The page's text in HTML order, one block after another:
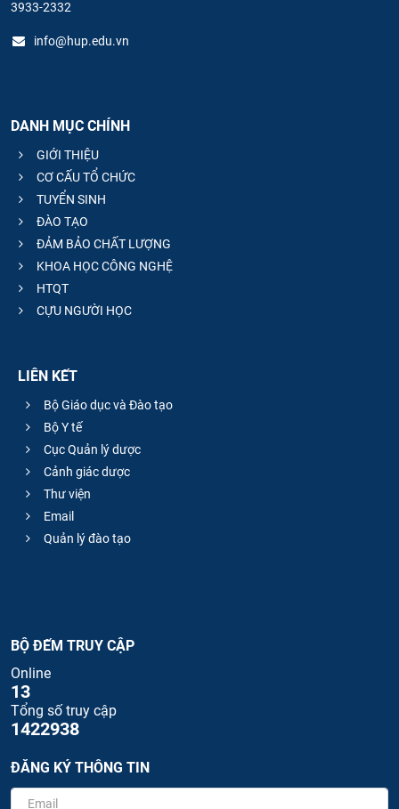
3933-2332
info@hup.edu.vn
DANH MỤC CHÍNH
GIỚI THIỆU
CƠ CẤU TỔ CHỨC
TUYỂN SINH
ĐÀO TẠO
ĐẢM BẢO CHẤT LƯỢNG
KHOA HỌC CÔNG NGHỆ
HTQT
CỰU NGƯỜI HỌC
LIÊN KẾT
Bộ Giáo dục và Đào tạo
Bộ Y tế
Cục Quản lý dược
Cảnh giác dược
Thư viện
Email
Quản lý đào tạo
BỘ ĐẾM TRUY CẬP
Online
13
Tổng số truy cập
1422938
ĐĂNG KÝ THÔNG TIN